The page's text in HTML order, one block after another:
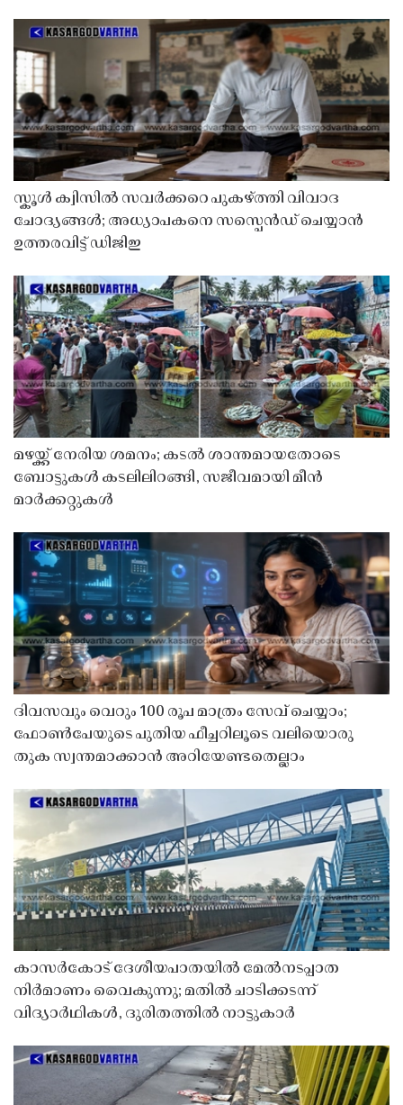
സ്കൂൾ ക്വിസിൽ സവർക്കറെ പുകഴ്ത്തി വിവാദ
ചോദ്യങ്ങൾ; അധ്യാപകനെ സസ്പെൻഡ് ചെയ്യാൻ
ഉത്തരവിട്ട് ഡിജിഇ
മഴയ്ക്ക് നേരിയ ശമനം; കടൽ ശാന്തമായതോടെ
ബോട്ടുകൾ കടലിലിറങ്ങി, സജീവമായി മീൻ
മാർക്കറ്റുകൾ
ദിവസവും വെറും 100 രൂപ മാത്രം സേവ് ചെയ്യാം;
ഫോൺപേയുടെ പുതിയ ഫീച്ചറിലൂടെ വലിയൊരു
തുക സ്വന്തമാക്കാൻ അറിയേണ്ടതെല്ലാം
കാസർകോട് ദേശീയപാതയിൽ മേൽനടപ്പാത
നിർമാണം വൈകുന്നു; മതിൽ ചാടിക്കടന്ന്
വിദ്യാർഥികൾ, ദുരിതത്തിൽ നാട്ടുകാർ